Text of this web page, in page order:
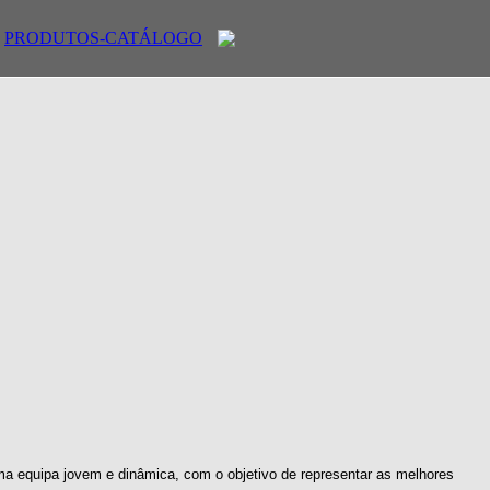
PRODUTOS-CATÁLOGO
equipa jovem e dinâmica, com o objetivo de representar as melhores